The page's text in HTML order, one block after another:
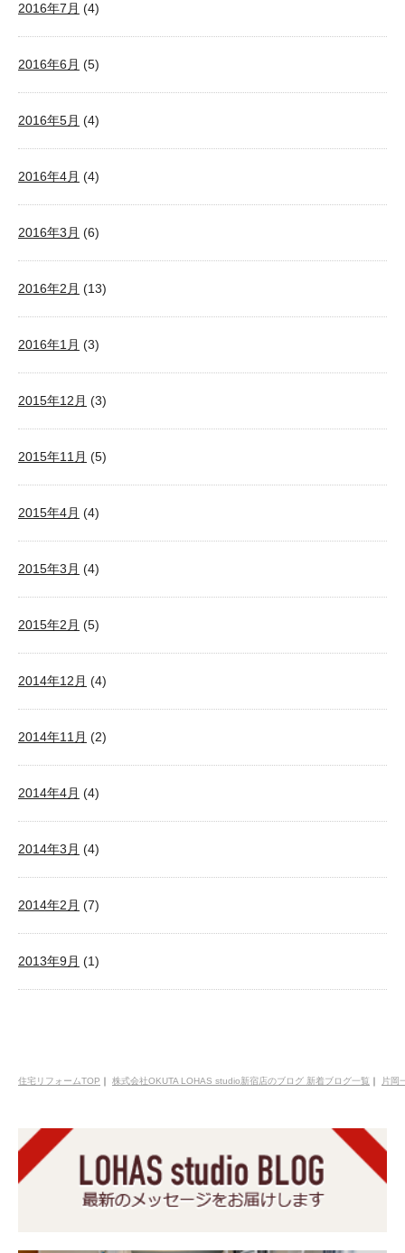
2016年7月 (4)
2016年6月 (5)
2016年5月 (4)
2016年4月 (4)
2016年3月 (6)
2016年2月 (13)
2016年1月 (3)
2015年12月 (3)
2015年11月 (5)
2015年4月 (4)
2015年3月 (4)
2015年2月 (5)
2014年12月 (4)
2014年11月 (2)
2014年4月 (4)
2014年3月 (4)
2014年2月 (7)
2013年9月 (1)
住宅リフォームTOP ｜ 株式会社OKUTA LOHAS studio新宿店のブログ 新着ブログ一覧 ｜ 片岡